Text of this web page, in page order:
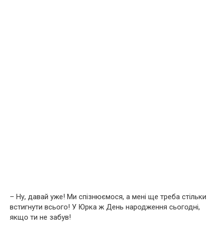
– Ну, давай уже! Ми спізнюємося, а мені ще треба стільки
встигнути всього! У Юрка ж День народження сьогодні,
якщо ти не забув!